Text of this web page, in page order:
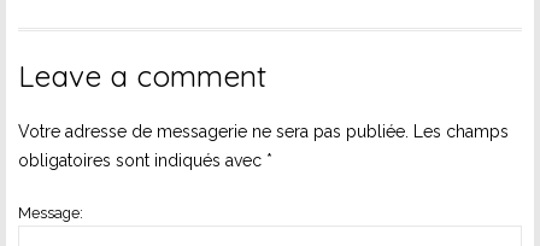
Leave a comment
Votre adresse de messagerie ne sera pas publiée.
Les champs
obligatoires sont indiqués avec *
Message: